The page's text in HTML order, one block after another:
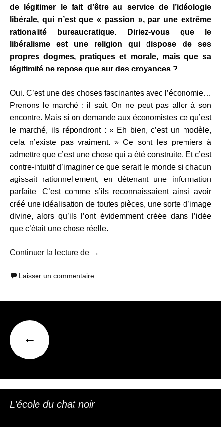
de légitimer le fait d’être au service de l’idéologie
libérale, qui n’est que « passion », par une extrême
rationalité bureaucratique. Diriez-vous que le
libéralisme est une religion qui dispose de ses
propres dogmes, pratiques et morale, mais que sa
légitimité ne repose que sur des croyances ?
Oui. C’est une des choses fascinantes avec l’économie…
Prenons le marché : il sait. On ne peut pas aller à son
encontre. Mais si on demande aux économistes ce qu’est
le marché, ils répondront : « Eh bien, c’est un modèle,
cela n’existe pas vraiment. » Ce sont les premiers à
admettre que c’est une chose qui a été construite. Et c’est
contre-intuitif d’imaginer ce que serait le monde si chacun
agissait rationnellement, en détenant une information
parfaite. C’est comme s’ils reconnaissaient ainsi avoir
créé une idéalisation de toutes pièces, une sorte d’image
divine, alors qu’ils l’ont évidemment créée dans l’idée
que c’était une chose réelle.
Continuer la lecture de David Graeber : « Nos institutions
→
Laisser un commentaire
Navigation
des
articles
←
L’école du chat noir